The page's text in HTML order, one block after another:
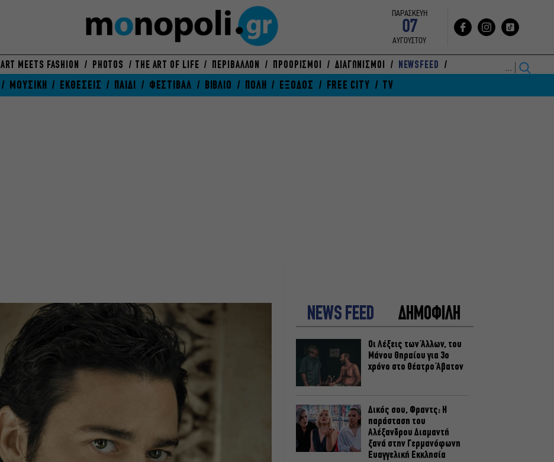
ΠΑΡΑΣΚΕΥΗ
07
ΑΥΓΟΥΣΤΟΥ
ART MEETS FASHION PHOTOS THE ART OF LIFE ΠΕΡΙΒΑΛΛΟΝ ΠΡΟΟΡΙΣΜΟΙ ΔΙΑΓΩΝΙΣΜΟΙ NEWSFEED
ΜΟΥΣΙΚΗ ΕΚΘΕΣΕΙΣ ΠΑΙΔΙ ΦΕΣΤΙΒΑΛ ΒΙΒΛΙΟ ΠΟΛΗ ΕΞΟΔΟΣ FREE CITY TV
NEWS FEED ΔΗΜΟΦΙΛΗ
Οι Λέξεις των Άλλων, του
Μάνου Θηραίου για 3ο
χρόνο στο Θέατρο Άβατον
Δικός σου, Φραντς: Η
παράσταση του
Αλέξανδρου Διαμαντή
ξανά στην Γερμανόφωνη
Ευαγγελική Εκκλησία